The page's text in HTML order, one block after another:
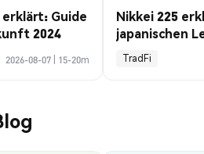
Guide
2024
2026-08-07 15-20m
Nikkei 225
japanischen
Kursprognose
TradFi